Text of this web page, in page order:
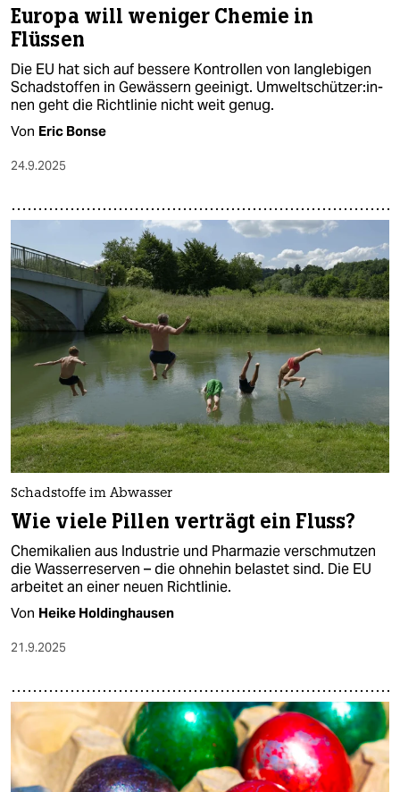
Europa will weniger Chemie in
Flüssen
Die EU hat sich auf bessere Kontrollen von langlebigen
Schadstoffen in Gewässern geeinigt. Um­welt­schüt­ze­r:in­
nen geht die Richtlinie nicht weit genug.
Von Eric Bonse
24.9.2025
Schadstoffe im Abwasser
Wie viele Pillen verträgt ein Fluss?
Chemikalien aus Industrie und Pharmazie verschmutzen
die Wasserreserven – die ohnehin belastet sind. Die EU
arbeitet an einer neuen Richtlinie.
Von Heike Holdinghausen
21.9.2025